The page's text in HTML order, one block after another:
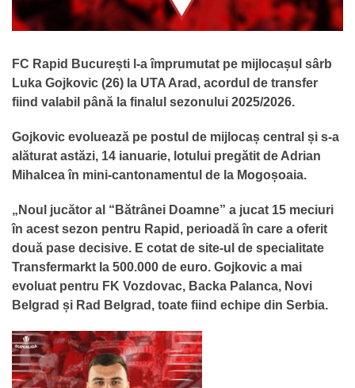
FC Rapid București l-a împrumutat pe mijlocașul sârb
Luka Gojkovic (26) la UTA Arad, acordul de transfer
fiind valabil până la finalul sezonului 2025/2026.
Gojkovic evoluează pe postul de mijlocaș central și s-a
alăturat astăzi, 14 ianuarie, lotului pregătit de Adrian
Mihalcea în mini-cantonamentul de la Mogoșoaia.
„Noul jucător al “Bătrânei Doamne” a jucat 15 meciuri
în acest sezon pentru Rapid, perioadă în care a oferit
două pase decisive. E cotat de site-ul de specialitate
Transfermarkt la 500.000 de euro. Gojkovic a mai
evoluat pentru FK Vozdovac, Backa Palanca, Novi
Belgrad și Rad Belgrad, toate fiind echipe din Serbia.